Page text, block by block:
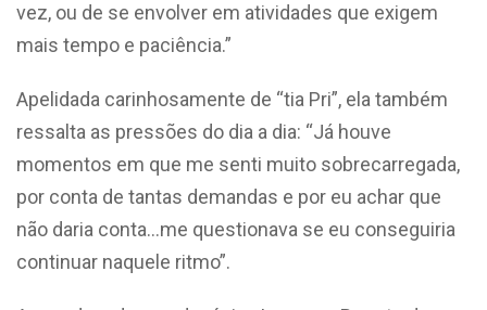
vez, ou de se envolver em atividades que exigem
mais tempo e paciência.”
Apelidada carinhosamente de “tia Pri”, ela também
ressalta as pressões do dia a dia: “Já houve
momentos em que me senti muito sobrecarregada,
por conta de tantas demandas e por eu achar que
não daria conta…me questionava se eu conseguiria
continuar naquele ritmo”.